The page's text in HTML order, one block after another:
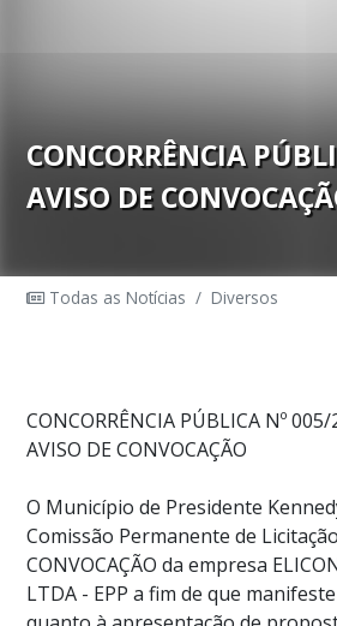
CONCORRÊNCIA
AVISO DE
Todas as Notícias / Diversos
CONCORRÊNCIA PÚBLICA Nº
AVISO DE CONVOCAÇÃO
O Município de Presidente
Comissão Permanente de
CONVOCAÇÃO da empresa
LTDA - EPP a fim de que